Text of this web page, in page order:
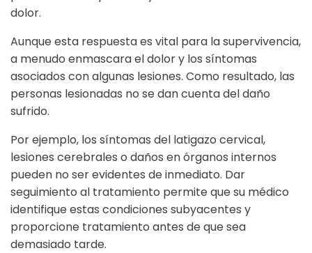
dolor.
Aunque esta respuesta es vital para la supervivencia,
a menudo enmascara el dolor y los síntomas
asociados con algunas lesiones. Como resultado, las
personas lesionadas no se dan cuenta del daño
sufrido.
Por ejemplo, los síntomas del latigazo cervical,
lesiones cerebrales o daños en órganos internos
pueden no ser evidentes de inmediato. Dar
seguimiento al tratamiento permite que su médico
identifique estas condiciones subyacentes y
proporcione tratamiento antes de que sea
demasiado tarde.